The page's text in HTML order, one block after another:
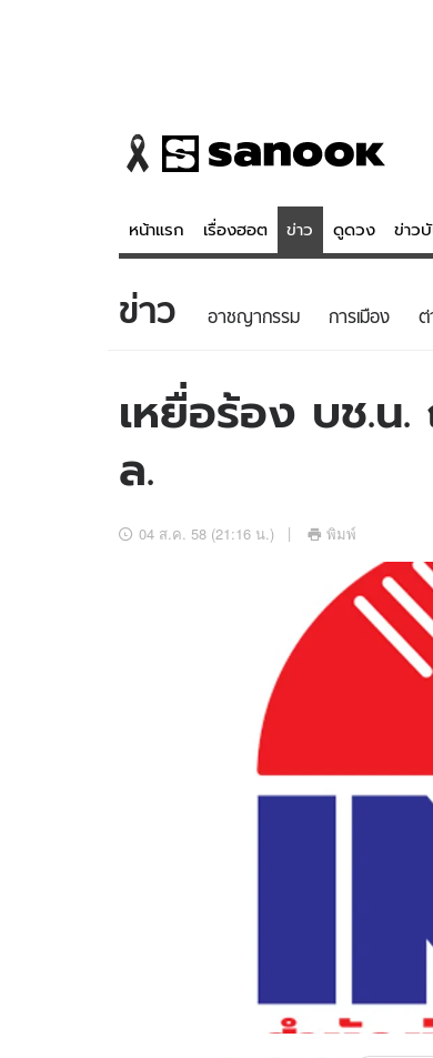
หน้าแรก เรื่องฮอต ข่าว ดูดวง ข่าว
ข่าว
ข่าวบันเทิง
อัปเดตจีน
สถิ
ดาวน์โหลดสนุกแอปฟรี
บริษัท อิมเมจ ฟิวเจอร์ (ประเทศไทย)
ข่าว อาชญากรรม การเมือง ต่
เหยื่อร้อง บช.น.
ล.
04 ส.ค. 58 (21:16 น.) พิมพ์